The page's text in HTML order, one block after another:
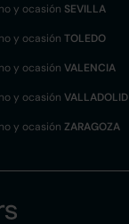
y ocasión SEVILLA
y ocasión TOLEDO
y ocasión VALENCIA
y ocasión VALLADOLID
y ocasión ZARAGOZA